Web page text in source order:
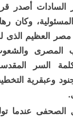
وكان
العظيم الذى
والشعوب
السر
وعبقرية
الصحفى عندما